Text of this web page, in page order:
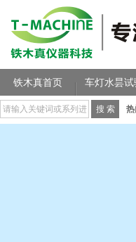
铁木真首页 车灯水昙试
热